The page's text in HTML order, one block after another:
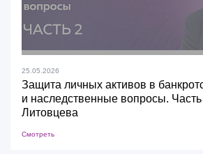
25.05.2026
Защита личных активов в
и наследственные вопросы.
Литовцева
Смотреть